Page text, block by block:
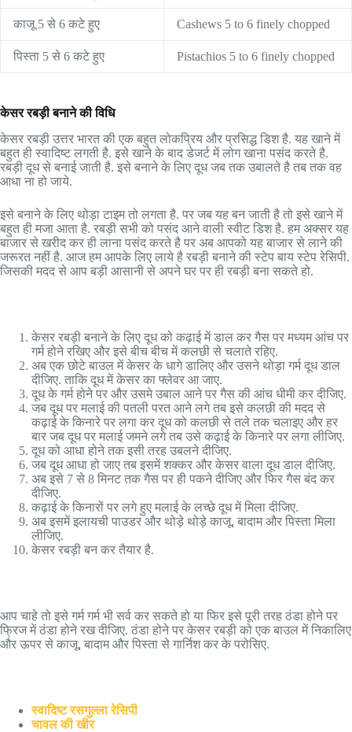
काजू 5 से 6 कटे हुए Cashews 5 to 6 finely chopped
पिस्ता 5 से 6 कटे हुए Pistachios 5 to 6 finely chopped
केसर रबड़ी बनाने की विधि
केसर रबड़ी उत्तर भारत की एक बहुत लोकप्रिय और प्रसिद्ध डिश है. यह खाने में
बहुत ही स्वादिष्ट लगती है. इसे खाने के बाद डेजर्ट में लोग खाना पसंद करते है.
रबड़ी दूध से बनाई जाती है. इसे बनाने के लिए दूध जब तक उबालते है तब तक वह
आधा ना हो जाये.
इसे बनाने के लिए थोड़ा टाइम तो लगता है. पर जब यह बन जाती है तो इसे खाने में
बहुत ही मजा आता है. रबड़ी सभी को पसंद आने वाली स्वीट डिश है. हम अक्सर यह
बाजार से खरीद कर ही लाना पसंद करते है पर अब आपको यह बाजार से लाने की
जरूरत नहीं है. आज हम आपके लिए लाये है रबड़ी बनाने की स्टेप बाय स्टेप रेसिपी.
जिसकी मदद से आप बड़ी आसानी से अपने घर पर ही रबड़ी बना सकते हो.
केसर रबड़ी बनाने के लिए दूध को कढ़ाई में डाल कर गैस पर मध्यम आंच पर
गर्म होने रखिए और इसे बीच बीच में कलछी से चलाते रहिए.
अब एक छोटे बाउल में केसर के धागे डालिए और उसने थोड़ा गर्म दूध डाल
दीजिए. ताकि दूध में केसर का फ्लेवर आ जाए.
दूध के गर्म होने पर और उसमे उबाल आने पर गैस की आंच धीमी कर दीजिए.
जब दूध पर मलाई की पतली परत आने लगे तब इसे कलछी की मदद से
कढ़ाई के किनारे पर लगा कर दूध को कलछी से तले तक चलाइए और हर
बार जब दूध पर मलाई जमने लगे तब उसे कढ़ाई के किनारे पर लगा लीजिए.
दूध को आधा होने तक इसी तरह उबलने दीजिए.
जब दूध आधा हो जाए तब इसमें शक्कर और केसर वाला दूध डाल दीजिए.
अब इसे 7 से 8 मिनट तक गैस पर ही पकने दीजिए और फिर गैस बंद कर
दीजिए.
कढ़ाई के किनारों पर लगे हुए मलाई के लच्छे दूध में मिला दीजिए.
अब इसमें इलायची पाउडर और थोड़े थोड़े काजू, बादाम और पिस्ता मिला
लीजिए.
केसर रबड़ी बन कर तैयार है.
आप चाहे तो इसे गर्म गर्म भी सर्व कर सकते हो या फिर इसे पूरी तरह ठंडा होने पर
फ्रिज में ठंडा होने रख दीजिए. ठंडा होने पर केसर रबड़ी को एक बाउल में निकालिए
और ऊपर से काजू, बादाम और पिस्ता से गार्निश कर के परोसिए.
स्वादिष्ट रसगुल्ला रेसिपी
चावल की खीर